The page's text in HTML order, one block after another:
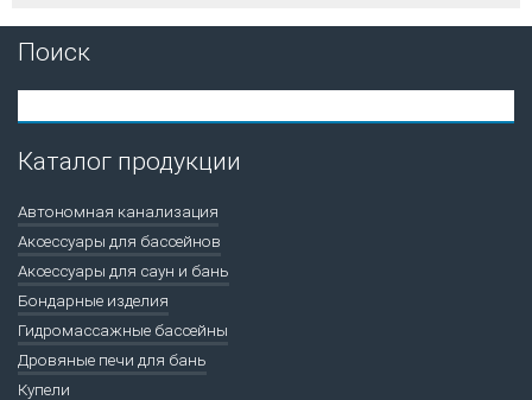
Поиск
Каталог продукции
Автономная канализация
Аксессуары для бассейнов
Аксессуары для саун и бань
Бондарные изделия
Гидромассажные бассейны
Дровяные печи для бань
Купели